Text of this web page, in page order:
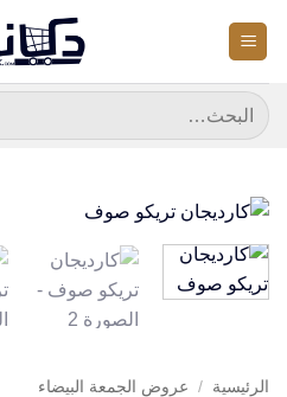
للمحتوى
البحث
عن:
الرئيسية / عروض الجمعة البيضاء